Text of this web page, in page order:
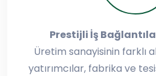
Prestijli İş
Üretim sanayisinin farklı
yatırımcılar, fabrika ve